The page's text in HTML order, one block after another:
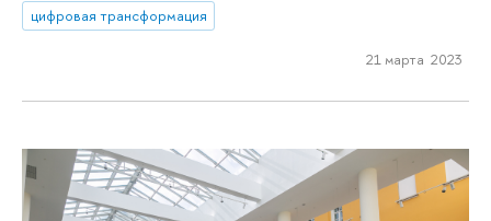
цифровая трансформация
21 марта 2023